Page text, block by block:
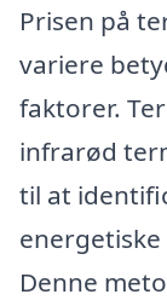
Prisen på
variere
faktorer.
infrarød
til at
Denne